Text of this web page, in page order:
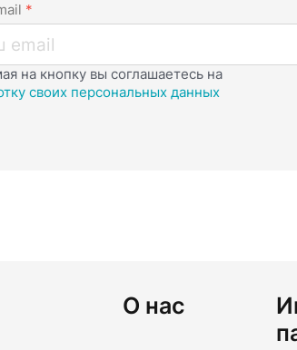
*
на кнопку вы соглашаетесь на
своих персональных данных
О нас